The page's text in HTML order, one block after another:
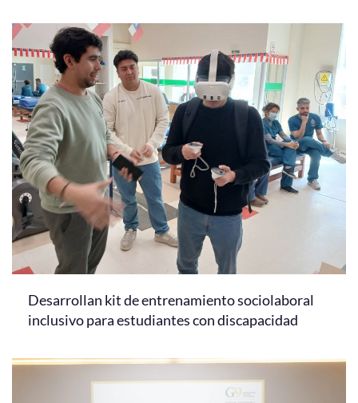
Desarrollan kit de entrenamiento sociolaboral
inclusivo para estudiantes con discapacidad